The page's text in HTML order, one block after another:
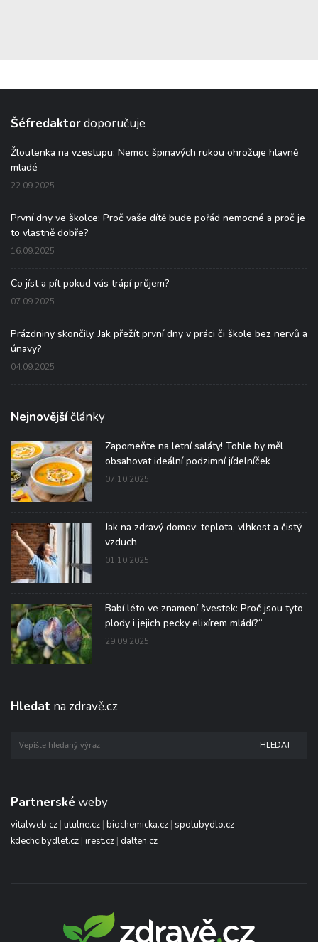
Šéfredaktordoporučuje
Žloutenka na vzestupu: Nemoc špinavých rukou ohrožuje hlavně
mladé
22.09.2025
První dny ve školce: Proč vaše dítě bude pořád nemocné a proč je
to vlastně dobře?
16.09.2025
Co jíst a pít pokud vás trápí průjem?
07.09.2025
Prázdniny skončily. Jak přežít první dny v práci či škole bez nervů a
únavy?
04.09.2025
Nejnovějšíčlánky
Zapomeňte na letní saláty! Tohle by měl
obsahovat ideální podzimní jídelníček
07.10.2025
Jak na zdravý domov: teplota, vlhkost a čistý
vzduch
01.10.2025
Babí léto ve znamení švestek: Proč jsou tyto
plody i jejich pecky elixírem mládí?“
29.09.2025
Hledat na zdravě.cz
HLEDAT
Partnerské weby
vitalweb.cz | utulne.cz | biochemicka.cz | spolubydlo.cz
kdechcibydlet.cz | irest.cz | dalten.cz